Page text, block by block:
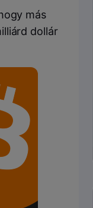
más
dollár